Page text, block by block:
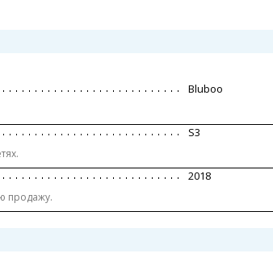
Bluboo
S3
продажу.
2018